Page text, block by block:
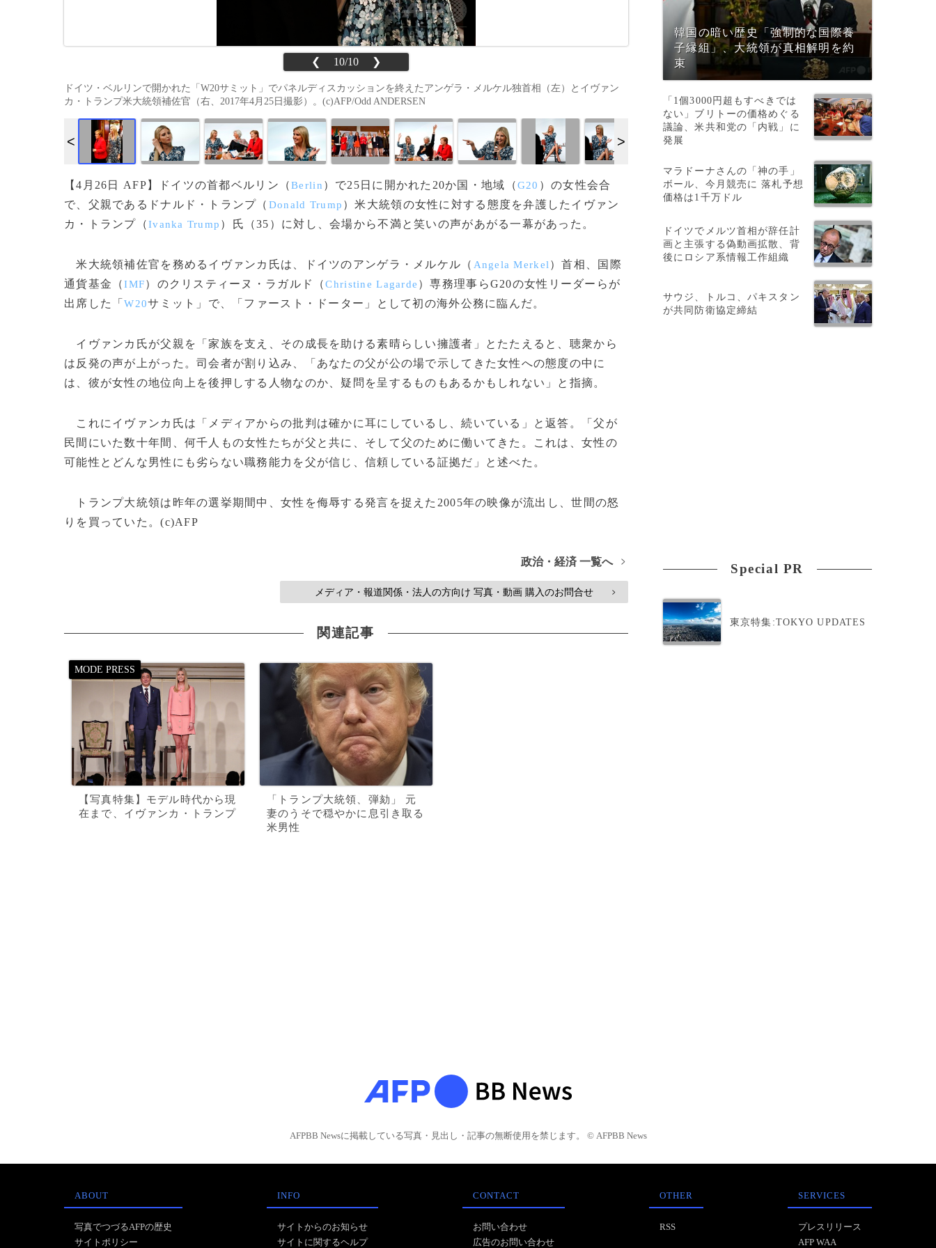
❮ 10/10 ❯
ドイツ・ベルリンで開かれた「W20サミット」でパネルディスカッションを終えたアンゲラ・メルケル独首相（左）とイヴァン
カ・トランプ米大統領補佐官（右、2017年4月25日撮影）。(c)AFP/Odd ANDERSEN
【4月26日 AFP】ドイツの首都ベルリン（Berlin ）で25日に開かれた20か国・地域（G20 ）の女性会合
で、父親であるドナルド・トランプ（ Donald Trump ）米大統領の女性に対する態度を弁護したイヴァン
カ・トランプ（Ivanka Trump ）氏（35）に対し、会場から不満と笑いの声があがる一幕があった。
米大統領補佐官を務めるイヴァンカ氏は、ドイツのアンゲラ・メルケル（ Angela Merkel ）首相、国際
通貨基金（IMF）のクリスティーヌ・ラガルド（Christine Lagarde ）専務理事らG20の女性リーダーらが
出席した「W20サミット」で、「ファースト・ドーター」として初の海外公務に臨んだ。
イヴァンカ氏が父親を「家族を支え、その成長を助ける素晴らしい擁護者」とたたえると、聴衆から
は反発の声が上がった。司会者が割り込み、「あなたの父が公の場で示してきた女性への態度の中に
は、彼が女性の地位向上を後押しする人物なのか、疑問を呈するものもあるかもしれない」と指摘。
これにイヴァンカ氏は「メディアからの批判は確かに耳にしているし、続いている」と返答。「父が
民間にいた数十年間、何千人もの女性たちが父と共に、そして父のために働いてきた。これは、女性の
可能性とどんな男性にも劣らない職務能力を父が信じ、信頼している証拠だ」と述べた。
トランプ大統領は昨年の選挙期間中、女性を侮辱する発言を捉えた2005年の映像が流出し、世間の怒
りを買っていた。(c)AFP
政治・経済 一覧へ >
メディア・報道関係・法人の方向け 写真・動画 購入のお問合せ >
関連記事
【写真特集】モデル時代から現
在まで、イヴァンカ・トランプ
「トランプ大統領、弾劾」 元
妻のうそで穏やかに息引き取る
米男性
韓国の暗い歴史「強制的な国際養
子縁組」、大統領が真相解明を約
束
「1個3000円超もすべきでは
ない」ブリトーの価格めぐる
議論、米共和党の「内戦」に
発展
マラドーナさんの「神の手」
ボール、今月競売に 落札予想
価格は1千万ドル
ドイツでメルツ首相が辞任計
画と主張する偽動画拡散、背
後にロシア系情報工作組織
サウジ、トルコ、パキスタン
が共同防衛協定締結
Special PR
東京特集:TOKYO UPDATES
AFPBB Newsに掲載している写真・見出し・記事の無断使用を禁じます。 © AFPBB News
ABOUT
写真でつづるAFPの歴史
サイトポリシー
INFO
サイトからのお知らせ
サイトに関するヘルプ
CONTACT
お問い合わせ
広告のお問い合わせ
OTHER
RSS
SERVICES
プレスリリース
AFP WAA